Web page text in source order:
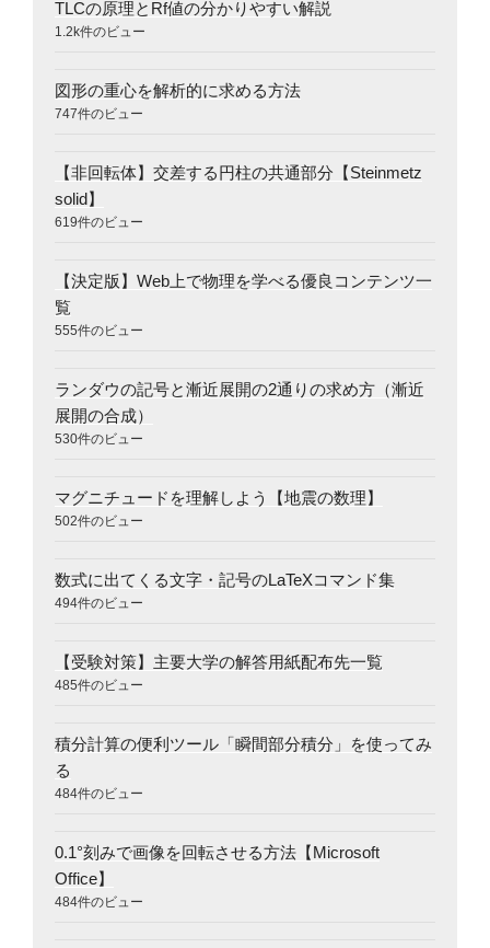
TLCの原理とRf値の分かりやすい解説
1.2k件のビュー
図形の重心を解析的に求める方法
747件のビュー
【非回転体】交差する円柱の共通部分【Steinmetz
solid】
619件のビュー
【決定版】Web上で物理を学べる優良コンテンツ一
覧
555件のビュー
ランダウの記号と漸近展開の2通りの求め方（漸近
展開の合成）
530件のビュー
マグニチュードを理解しよう【地震の数理】
502件のビュー
数式に出てくる文字・記号のLaTeXコマンド集
494件のビュー
【受験対策】主要大学の解答用紙配布先一覧
485件のビュー
積分計算の便利ツール「瞬間部分積分」を使ってみ
る
484件のビュー
0.1°刻みで画像を回転させる方法【Microsoft
Office】
484件のビュー